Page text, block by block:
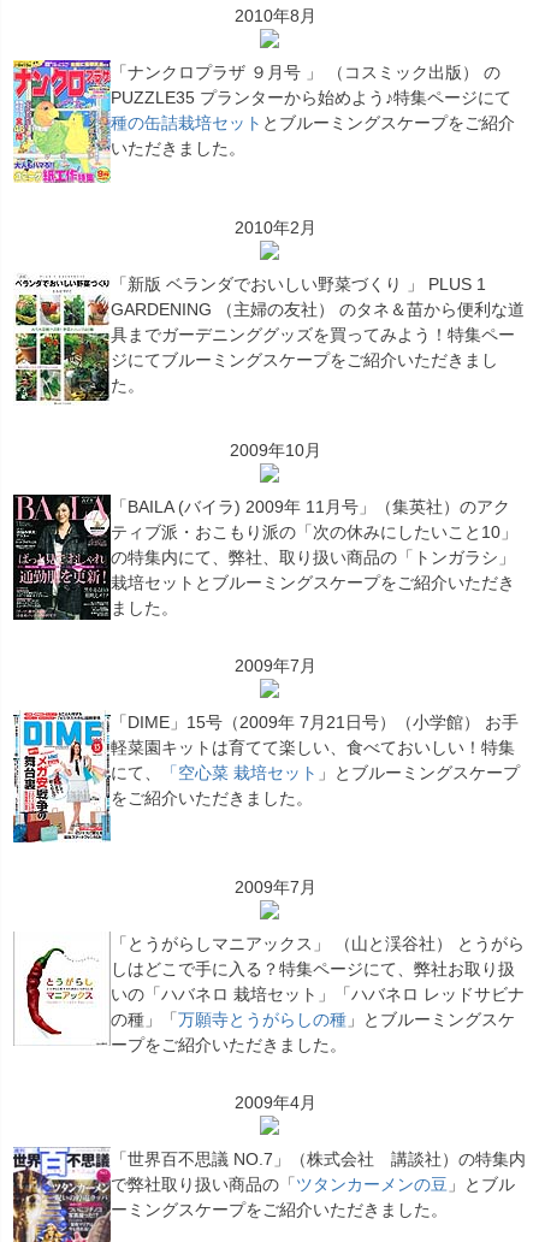
2010年8月
「ナンクロプラザ ９月号 」 （コスミック出版） の
PUZZLE35 プランターから始めよう♪特集ページにて
種の缶詰栽培セット とブルーミングスケープをご紹介
いただきました。
2010年2月
「新版 ベランダでおいしい野菜づくり 」 PLUS 1
GARDENING （主婦の友社） のタネ＆苗から便利な道
具までガーデニンググッズを買ってみよう！特集ペー
ジにてブルーミングスケープをご紹介いただきまし
た。
2009年10月
「BAILA (バイラ) 2009年 11月号」（集英社）のアク
ティブ派・おこもり派の「次の休みにしたいこと10」
の特集内にて、弊社、取り扱い商品の「トンガラシ」
栽培セットとブルーミングスケープをご紹介いただき
ました。
2009年7月
「DIME」15号（2009年 7月21日号）（小学館） お手
軽菜園キットは育てて楽しい、食べておいしい！特集
にて、
「空心菜 栽培セット 」とブルーミングスケープ
をご紹介いただきました。
2009年7月
「とうがらしマニアックス」
（山と渓谷社） とうがら
しはどこで手に入る？特集ページにて、弊社お取り扱
いの「ハバネロ 栽培セット」「ハバネロ レッドサビナ
の種」「万願寺とうがらしの種 」とブルーミングスケ
ープをご紹介いただきました。
2009年4月
「世界百不思議 NO.7」（株式会社 講談社）の特集内
で弊社取り扱い商品の「ツタンカーメンの豆 」とブル
ーミングスケープをご紹介いただきました。